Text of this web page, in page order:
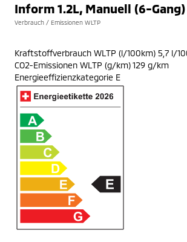
Inform 1.2L, Manuell (6-Gang)
Verbrauch / Emissionen WLTP
Kraftstoffverbrauch WLTP (l/100km) 5,7 l/
CO2-Emissionen WLTP (g/km) 129 g/km
Energieeffizienzkategorie E